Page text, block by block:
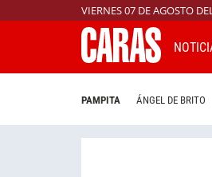
VIERNES 07 DE AGOSTO
PAMPITA ÁNGEL DE BRITO